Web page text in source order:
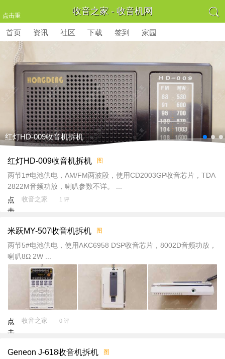
点击重 收音之家 - 收音机网 
首页 资讯 社区 下载 签到 家园
红灯HD-009收音机拆机
红灯HD-009收音机拆机 图
两节1#电池供电，AM/FM两波段，使用CD2003GP收音芯片，TDA
2822M音频功放，喇叭参数不详。 ...
点
击
新
加
载
收音之家 1 评
米跃MY-507收音机拆机 图
两节5#电池供电，使用AKC6958 DSP收音芯片，8002D音频功放，
喇叭8Ω 2W ...
点
击
新
收音之家 0 评
Geneon J-618收音机拆机 图